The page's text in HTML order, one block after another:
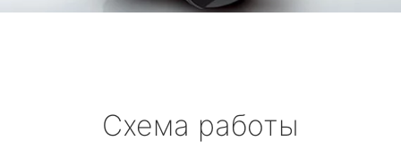
Схема работы